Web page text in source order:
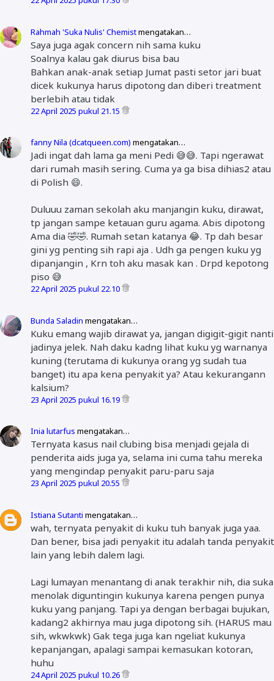
Rahmah 'Suka Nulis' Chemistmengatakan…
Saya juga agak concern nih sama kuku
Soalnya kalau gak diurus bisa bau
Bahkan anak-anak setiap Jumat pasti setor jari buat
dicek kukunya harus dipotong dan diberi treatment
berlebih atau tidak
22 April 2025 pukul 21.15
fanny Nila (dcatqueen.com) mengatakan…
Jadi ingat dah lama ga meni Pedi 😅😅. Tapi ngerawat
dari rumah masih sering. Cuma ya ga bisa dihias2 atau
di Polish 😄.
Duluuu zaman sekolah aku manjangin kuku, dirawat,
tp jangan sampe ketauan guru agama. Abis dipotong
Ama dia 🤣🤣. Rumah setan katanya 😂. Tp dah besar
gini yg penting sih rapi aja . Udh ga pengen kuku yg
dipanjangin , Krn toh aku masak kan . Drpd kepotong
piso 😅
22 April 2025 pukul 22.10
Bunda Saladin mengatakan…
Kuku emang wajib dirawat ya, jangan digigit-gigit nanti
jadinya jelek. Nah daku kadng lihat kuku yg warnanya
kuning (terutama di kukunya orang yg sudah tua
banget) itu apa kena penyakit ya? Atau kekurangann
kalsium?
23 April 2025 pukul 16.19
Inia lutarfus mengatakan…
Ternyata kasus nail clubing bisa menjadi gejala di
penderita aids juga ya, selama ini cuma tahu mereka
yang mengindap penyakit paru-paru saja
23 April 2025 pukul 20.55
Istiana Sutanti mengatakan…
wah, ternyata penyakit di kuku tuh banyak juga yaa.
Dan bener, bisa jadi penyakit itu adalah tanda penyakit
lain yang lebih dalem lagi.
Lagi lumayan menantang di anak terakhir nih, dia suka
menolak diguntingin kukunya karena pengen punya
kuku yang panjang. Tapi ya dengan berbagai bujukan,
kadang2 akhirnya mau juga dipotong sih. (HARUS mau
sih, wkwkwk) Gak tega juga kan ngeliat kukunya
kepanjangan, apalagi sampai kemasukan kotoran,
huhu
24 April 2025 pukul 10.26